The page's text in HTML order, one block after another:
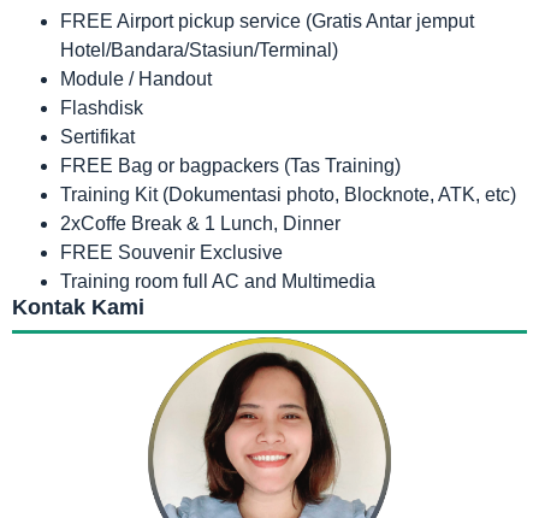
FREE Airport pickup service (Gratis Antar jemput
Hotel/Bandara/Stasiun/Terminal)
Module / Handout
Flashdisk
Sertifikat
FREE Bag or bagpackers (Tas Training)
Training Kit (Dokumentasi photo, Blocknote, ATK, etc)
2xCoffe Break & 1 Lunch, Dinner
FREE Souvenir Exclusive
Training room full AC and Multimedia
Kontak Kami